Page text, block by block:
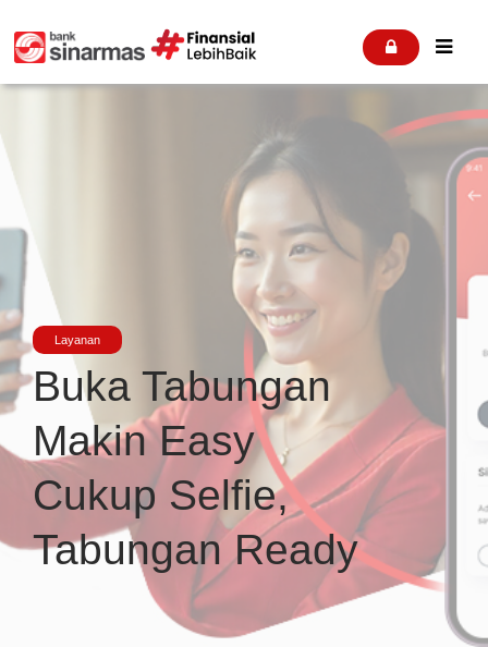
 
Layanan
Buka Tabungan
Makin Easy
Cukup Selfie,
Tabungan Ready